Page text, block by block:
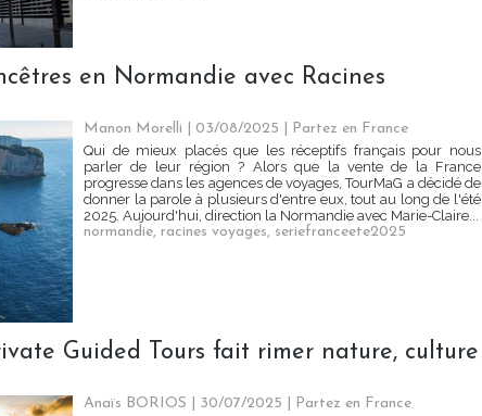
en Normandie avec Racines
Manon Morelli | 03/08/2025
Partez en France
Qui de mieux placés que les réceptifs français pour nous
parler de leur région ? Alors que la vente de la France
progresse dans les agences de voyages, TourMaG a décidé de
donner la parole à plusieurs d'entre eux, tout au long de l'été
2025. Aujourd'hui, direction la Normandie avec Marie-Claire...
normandie, racines voyages, seriefranceete2025
Guided Tours fait rimer nature, culture
Anaïs BORIOS | 30/07/2025
Partez en France